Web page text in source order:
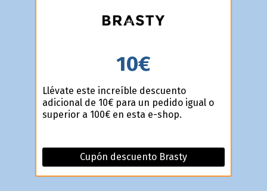
10€
Llévate este increíble descuento
adicional de 10€ para un pedido igual o
superior a 100€ en esta e-shop.
Cupón descuento Brasty